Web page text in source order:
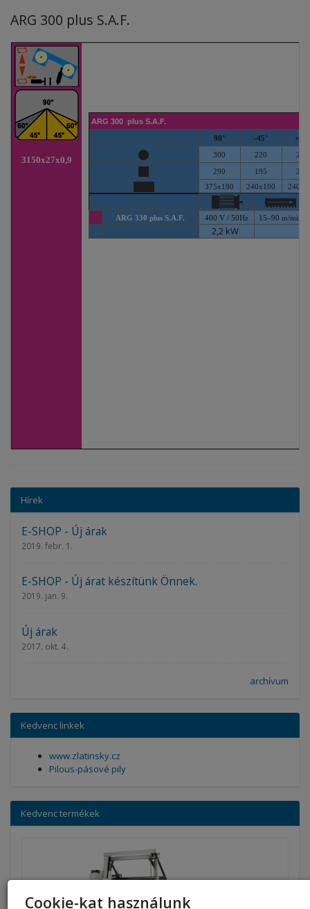
ARG 300 plus S.A.F.
3150x27x0,9
ARG 300 plus S.A.F.
90° -45° +
300 220 240
290 195
225
375x190 240x100
ARG 330 plus S.A.F. 400 V / 50Hz 15–90 m/min.
2,2 kW
Hírek
E-SHOP - Új árak
2019. febr. 1.
E-SHOP - Új árat készítünk Önnek.
2019. jan. 9.
Új árak
2017. okt. 4.
archívum
Kedvenc linkek
www.zlatinsky.cz
Pilous-pásové pily
Kedvenc termékek
Cookie-kat használunk